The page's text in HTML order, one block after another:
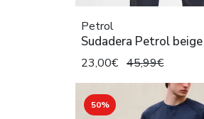
Petrol
Sudadera Petrol beige
23,00€ 45,99€
50%